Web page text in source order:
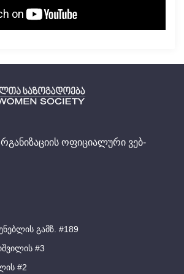
ოფიციალური ვებ-
გამზ. #189
#3
#2